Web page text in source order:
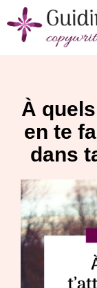
À
en te
dans